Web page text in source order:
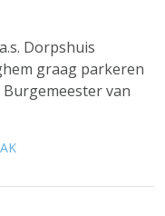
Dorpshuis
graag parkeren
van
AK